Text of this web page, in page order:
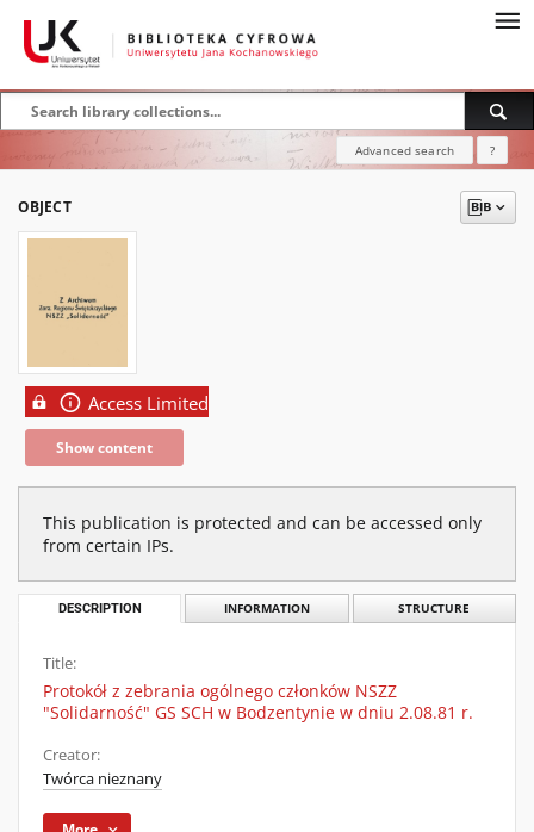
Advanced search ?
OBJECT
Access Limited
Show content
This publication is protected and can be accessed only
from certain IPs.
DESCRIPTION INFORMATION STRUCTURE
Title:
Protokół z zebrania ogólnego członków NSZZ
"Solidarność" GS SCH w Bodzentynie w dniu 2.08.81 r.
Creator:
Twórca nieznany